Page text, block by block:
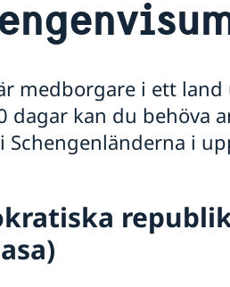
medborgare i ett land
dagar kan du behöva
Schengenländerna i